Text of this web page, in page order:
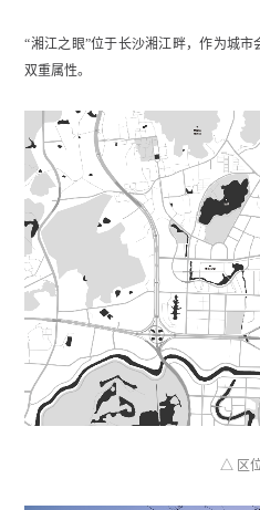
“湘江之眼”位于长沙湘江畔，作为城
双重属性。
△ 区